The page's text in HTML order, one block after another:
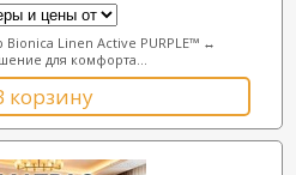
Linen Active PURPLE™ ↔
для комфорта...
корзину